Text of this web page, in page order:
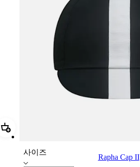
추가 Rapha Cap II
사이즈
Rapha Cap II